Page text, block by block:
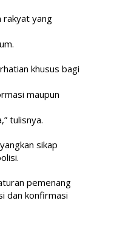
rakyat yang
khusus bagi
maupun
tulisnya.
sikap
pemenang
dan konfirmasi